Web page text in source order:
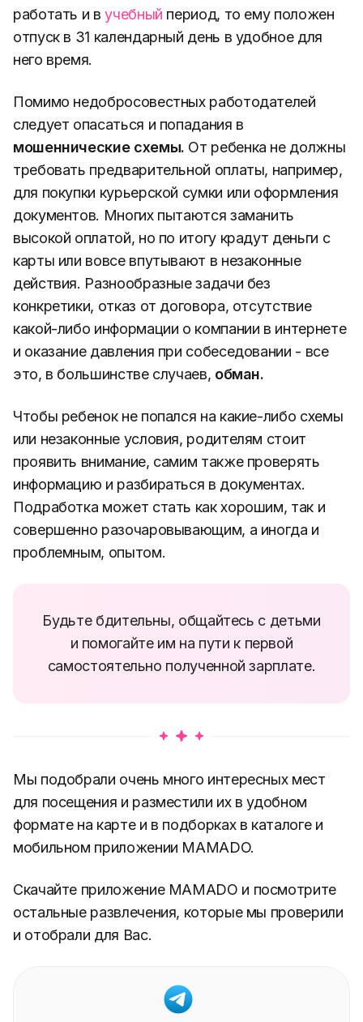
работать и вучебный период, то ему положен
отпуск в 31 календарный день в удобное для
него время.
Помимо недобросовестных работодателей
следует опасаться и попадания в
мошеннические схемы. От ребенка не должны
требовать предварительной оплаты, например,
для покупки курьерской сумки или оформления
документов. Многих пытаются заманить
высокой оплатой, но по итогу крадут деньги с
карты или вовсе впутывают в незаконные
действия. Разнообразные задачи без
конкретики, отказ от договора, отсутствие
какой-либо информации о компании в интернете
и оказание давления при собеседовании - все
это, в большинстве случаев, обман.
Чтобы ребенок не попался на какие-либо схемы
или незаконные условия, родителям стоит
проявить внимание, самим также проверять
информацию и разбираться в документах.
Подработка может стать как хорошим, так и
совершенно разочаровывающим, а иногда и
проблемным, опытом.
Будьте бдительны, общайтесь с детьми
и помогайте им на пути к первой
самостоятельно полученной зарплате.
Мы подобрали очень много интересных мест
для посещения и разместили их в удобном
формате на карте и в подборках в каталоге и
мобильном приложении MAMADO.
Скачайте приложение MAMADO и посмотрите
остальные развлечения, которые мы проверили
и отобрали для Вас.